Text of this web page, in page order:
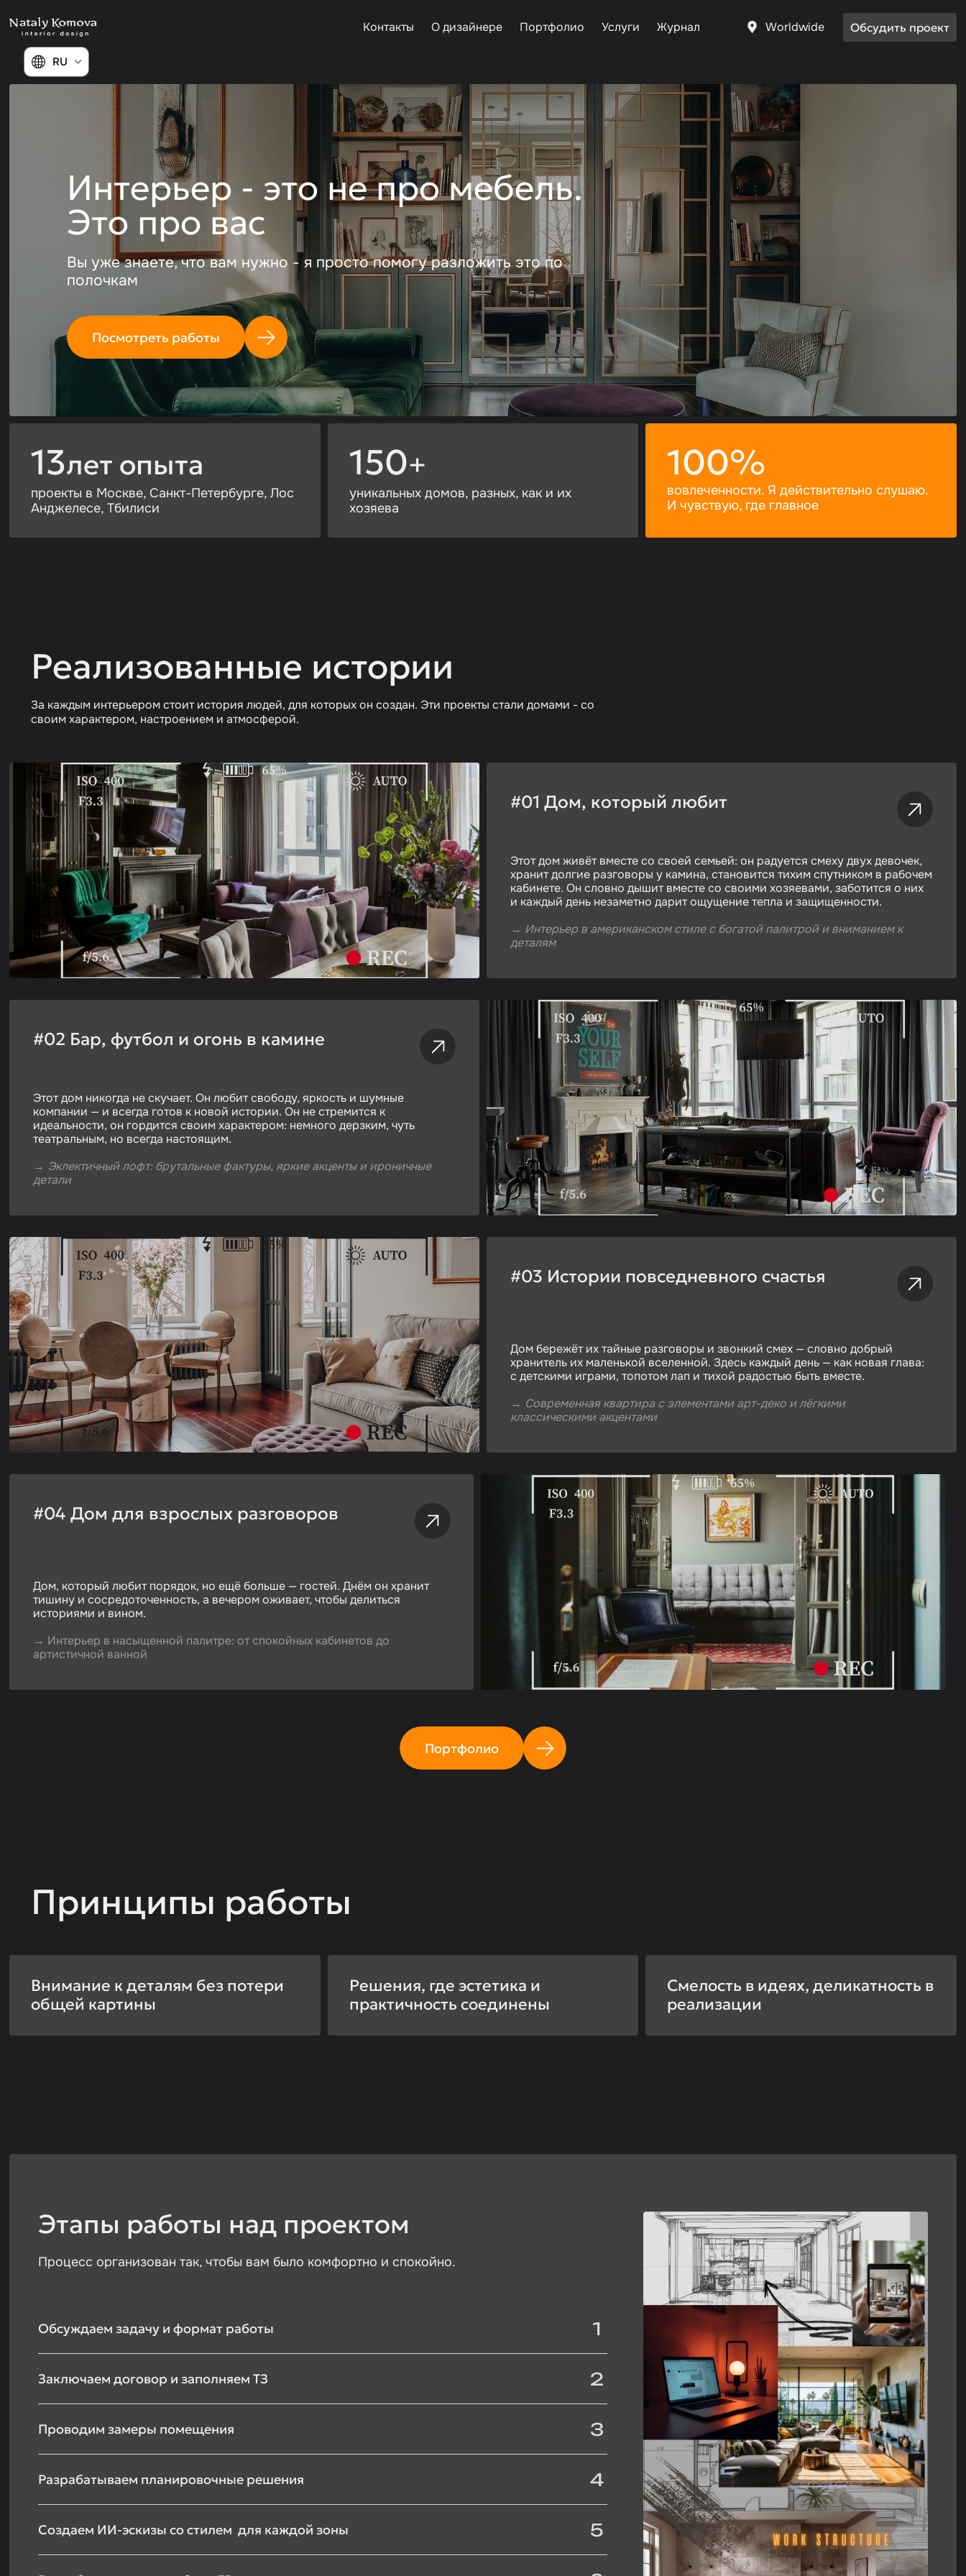
Контакты О дизайнере Портфолио Услуги Журнал Worldwide Обсудить проект
RU
Интерьер - это не про мебель.
Это про вас
Вы уже знаете, что вам нужно - я просто помогу разложить это по
полочкам
Посмотреть работы
13лет опыта
проекты в Москве, Санкт-Петербурге, Лос
Анджелесе, Тбилиси
150+
уникальных домов, разных, как и их
хозяева
100%
вовлеченности. Я действительно слушаю.
И чувствую, где главное
Реализованные истории
За каждым интерьером стоит история людей, для которых он создан. Эти проекты стали домами - со
своим характером, настроением и атмосферой.
#01 Дом, который любит
Этот дом живёт вместе со своей семьей: он радуется смеху двух девочек,
хранит долгие разговоры у камина, становится тихим спутником в рабочем
кабинете. Он словно дышит вместе со своими хозяевами, заботится о них
и каждый день незаметно дарит ощущение тепла и защищенности.
→ Интерьер в американском стиле с богатой палитрой и вниманием к
деталям
#02 Бар, футбол и огонь в камине
Этот дом никогда не скучает. Он любит свободу, яркость и шумные
компании — и всегда готов к новой истории. Он не стремится к
идеальности, он гордится своим характером: немного дерзким, чуть
театральным, но всегда настоящим.
→ Эклектичный лофт: брутальные фактуры, яркие акценты и ироничные
детали
#03 Истории повседневного счастья
Дом бережёт их тайные разговоры и звонкий смех — словно добрый
хранитель их маленькой вселенной. Здесь каждый день — как новая глава:
с детскими играми, топотом лап и тихой радостью быть вместе.
→ Современная квартира с элементами арт-деко и лёгкими
классическими акцентами
#04 Дом для взрослых разговоров
Дом, который любит порядок, но ещё больше — гостей. Днём он хранит
тишину и сосредоточенность, а вечером оживает, чтобы делиться
историями и вином.
→ Интерьер в насыщенной палитре: от спокойных кабинетов до
артистичной ванной
Портфолио
Принципы работы
Внимание к деталям без потери
общей картины
Решения, где эстетика и
практичность соединены
Смелость в идеях, деликатность в
реализации
Этапы работы над проектом
Процесс организован так, чтобы вам было комфортно и спокойно.
Обсуждаем задачу и формат работы 1
Заключаем договор и заполняем ТЗ 2
Проводим замеры помещения 3
Разрабатываем планировочные решения 4
Создаем ИИ-эскизы со стилем для каждой зоны 5